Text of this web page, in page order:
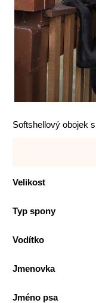
Softshellový obojek
Velikost
Typ spony
Vodítko
Jmenovka
Jméno psa